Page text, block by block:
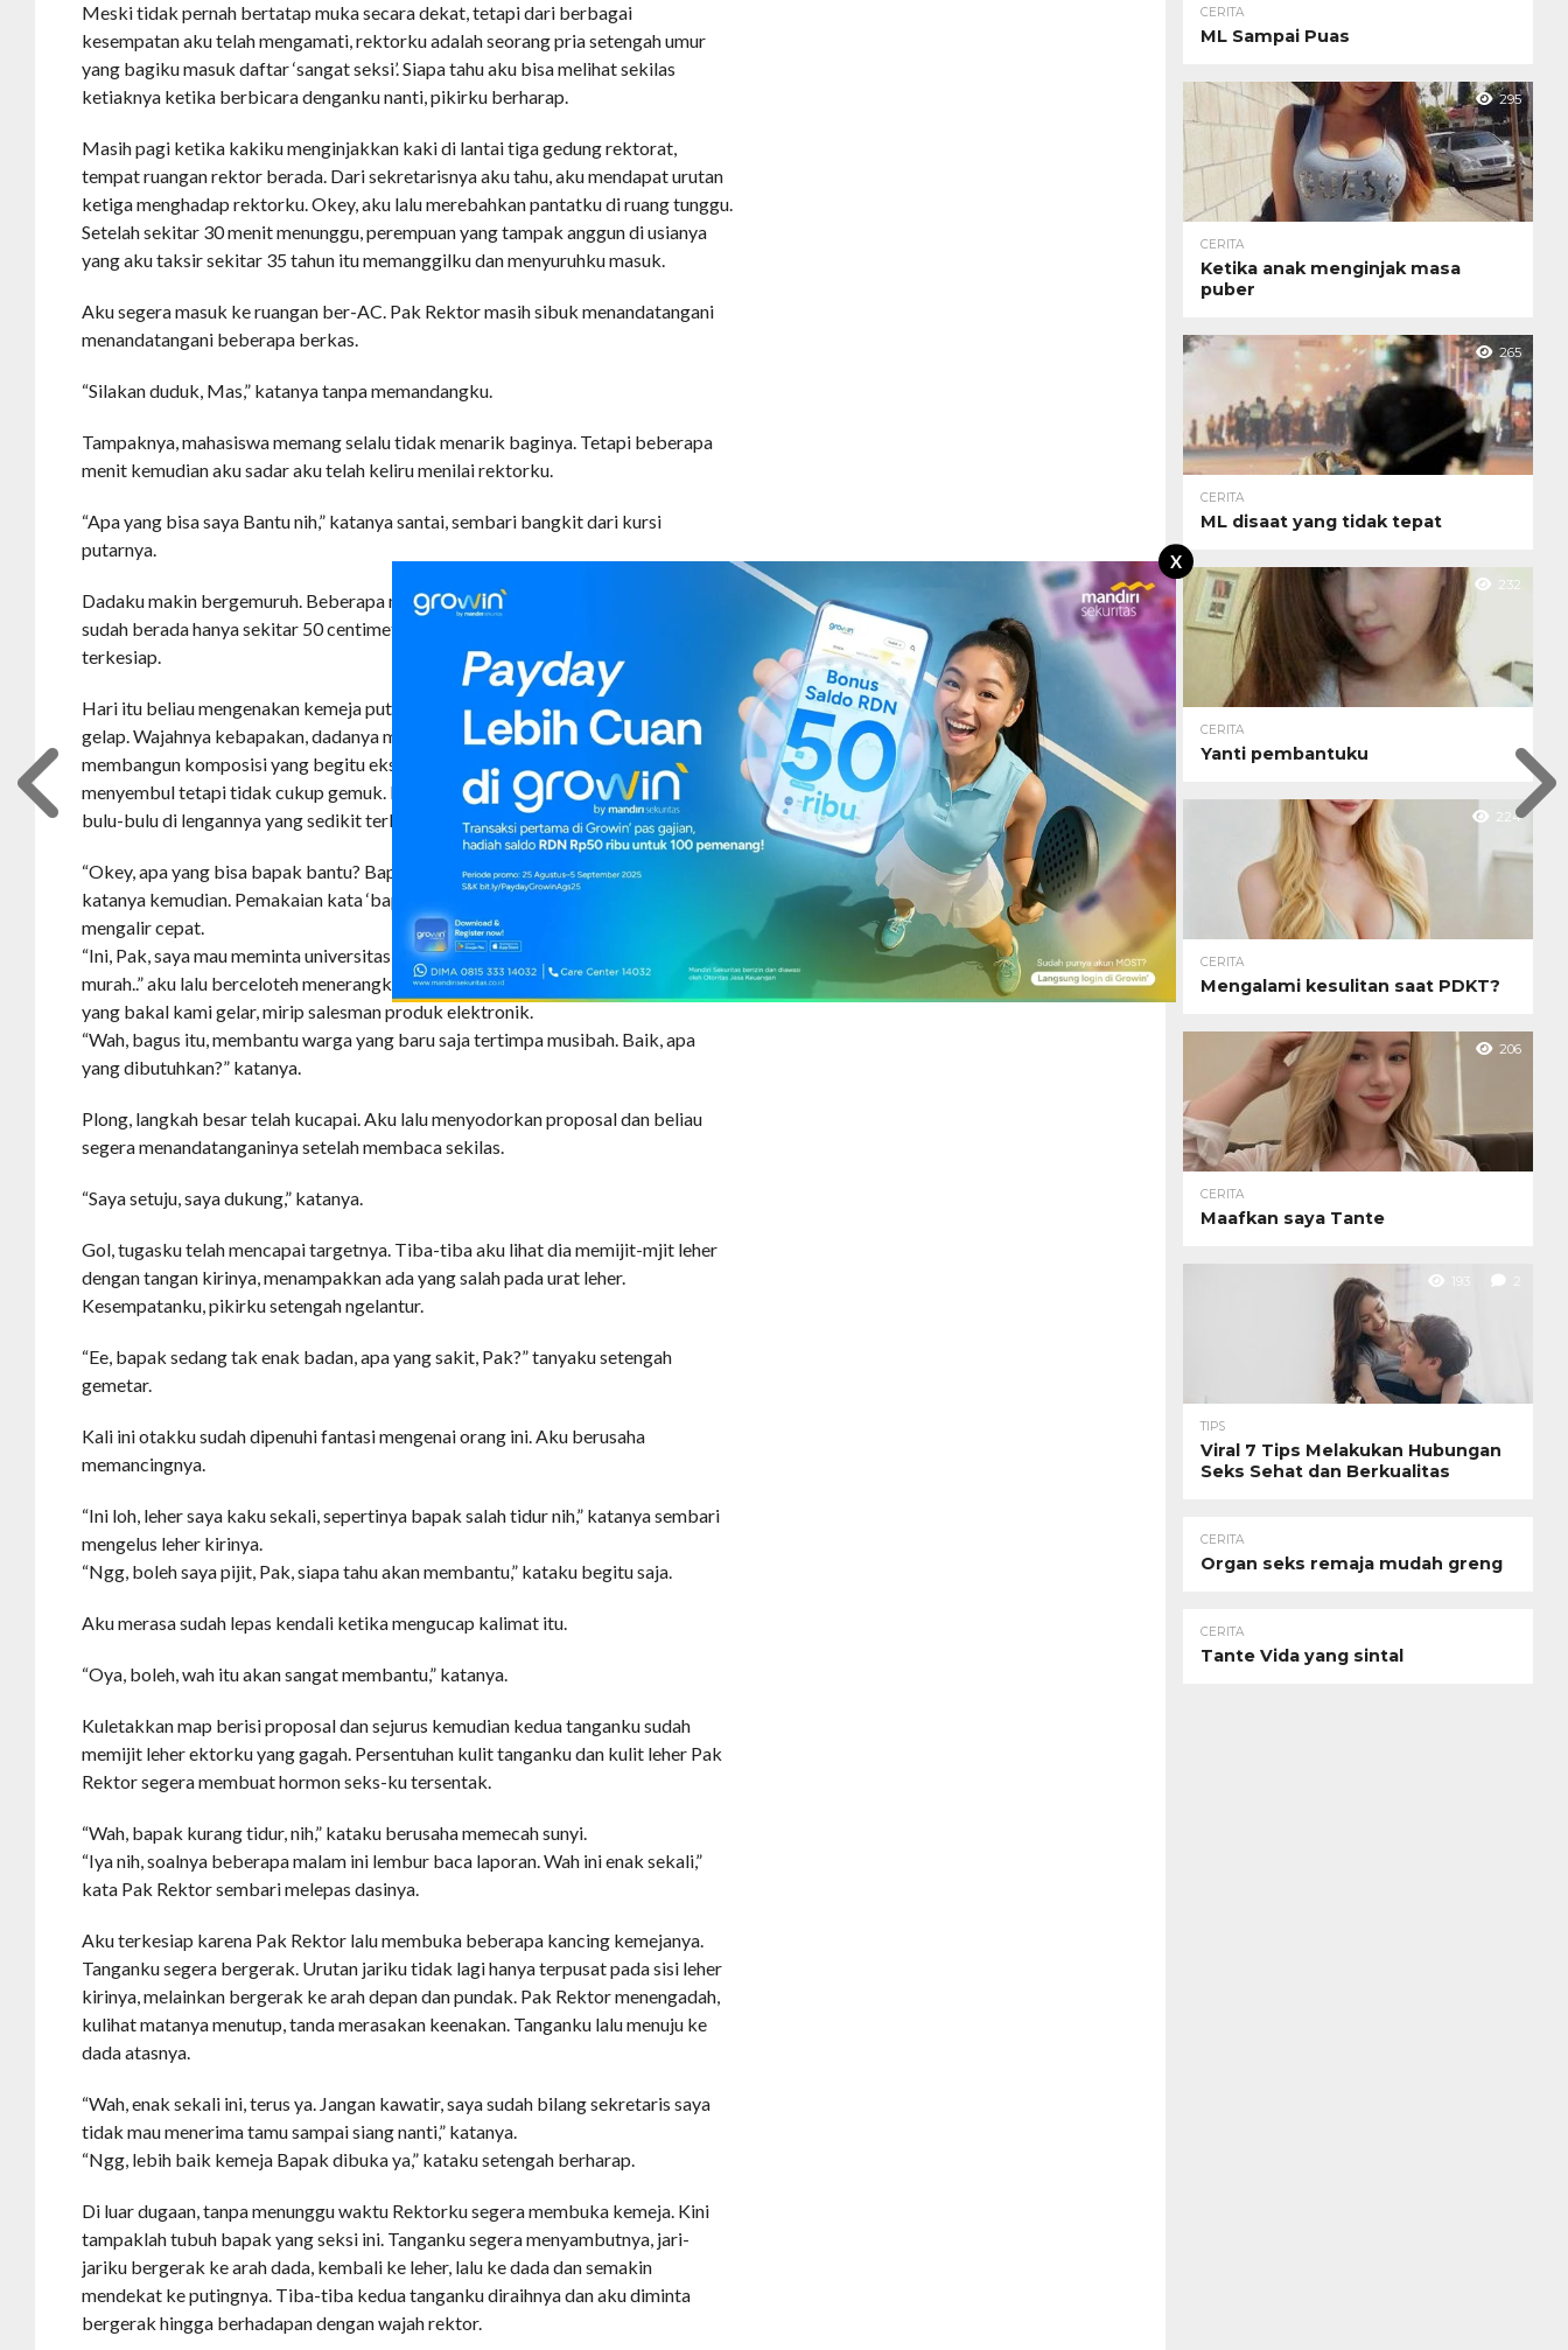
X
Meski tidak pernah bertatap muka secara dekat, tetapi dari berbagai
kesempatan aku telah mengamati, rektorku adalah seorang pria setengah umur
yang bagiku masuk daftar ‘sangat seksi’. Siapa tahu aku bisa melihat sekilas
ketiaknya ketika berbicara denganku nanti, pikirku berharap.
Masih pagi ketika kakiku menginjakkan kaki di lantai tiga gedung rektorat,
tempat ruangan rektor berada. Dari sekretarisnya aku tahu, aku mendapat urutan
ketiga menghadap rektorku. Okey, aku lalu merebahkan pantatku di ruang tunggu.
Setelah sekitar 30 menit menunggu, perempuan yang tampak anggun di usianya
yang aku taksir sekitar 35 tahun itu memanggilku dan menyuruhku masuk.
Aku segera masuk ke ruangan ber-AC. Pak Rektor masih sibuk menandatangani
menandatangani beberapa berkas.
“Silakan duduk, Mas,” katanya tanpa memandangku.
Tampaknya, mahasiswa memang selalu tidak menarik baginya. Tetapi beberapa
menit kemudian aku sadar aku telah keliru menilai rektorku.
“Apa yang bisa saya Bantu nih,” katanya santai, sembari bangkit dari kursi
putarnya.
Dadaku makin bergemuruh. Beberapa menit kemudian, sosok yang kukagumi itu
sudah berada hanya sekitar 50 centimeter di depanku. Sungguh membuatku
terkesiap.
Hari itu beliau mengenakan kemeja putih lengan panjang, berdasi dan bawahan
gelap. Wajahnya kebapakan, dadanya menyembul indah dibalik kemeja putihnya,
membangun komposisi yang begitu eksotik berpadu dengan perutnya yang meski
menyembul tetapi tidak cukup gemuk. Lengannya besar dan tampak kuat dengan
bulu-bulu di lengannya yang sedikit terbuka.
“Okey, apa yang bisa bapak bantu? Bapak sedang tidak begitu sehat nih?”
katanya kemudian. Pemakaian kata ‘bapak’ sungguh membuat andrenalinku
mengalir cepat.
“Ini, Pak, saya mau meminta universitas membantu kami menggelar acara pasar
murah..” aku lalu berceloteh menerangkan konsep acara dan rangkaian kegiatan
yang bakal kami gelar, mirip salesman produk elektronik.
“Wah, bagus itu, membantu warga yang baru saja tertimpa musibah. Baik, apa
yang dibutuhkan?” katanya.
Plong, langkah besar telah kucapai. Aku lalu menyodorkan proposal dan beliau
segera menandatanganinya setelah membaca sekilas.
“Saya setuju, saya dukung,” katanya.
Gol, tugasku telah mencapai targetnya. Tiba-tiba aku lihat dia memijit-mjit leher
dengan tangan kirinya, menampakkan ada yang salah pada urat leher.
Kesempatanku, pikirku setengah ngelantur.
“Ee, bapak sedang tak enak badan, apa yang sakit, Pak?” tanyaku setengah
gemetar.
Kali ini otakku sudah dipenuhi fantasi mengenai orang ini. Aku berusaha
memancingnya.
“Ini loh, leher saya kaku sekali, sepertinya bapak salah tidur nih,” katanya sembari
mengelus leher kirinya.
“Ngg, boleh saya pijit, Pak, siapa tahu akan membantu,” kataku begitu saja.
Aku merasa sudah lepas kendali ketika mengucap kalimat itu.
“Oya, boleh, wah itu akan sangat membantu,” katanya.
Kuletakkan map berisi proposal dan sejurus kemudian kedua tanganku sudah
memijit leher ektorku yang gagah. Persentuhan kulit tanganku dan kulit leher Pak
Rektor segera membuat hormon seks-ku tersentak.
“Wah, bapak kurang tidur, nih,” kataku berusaha memecah sunyi.
“Iya nih, soalnya beberapa malam ini lembur baca laporan. Wah ini enak sekali,”
kata Pak Rektor sembari melepas dasinya.
Aku terkesiap karena Pak Rektor lalu membuka beberapa kancing kemejanya.
Tanganku segera bergerak. Urutan jariku tidak lagi hanya terpusat pada sisi leher
kirinya, melainkan bergerak ke arah depan dan pundak. Pak Rektor menengadah,
kulihat matanya menutup, tanda merasakan keenakan. Tanganku lalu menuju ke
dada atasnya.
“Wah, enak sekali ini, terus ya. Jangan kawatir, saya sudah bilang sekretaris saya
tidak mau menerima tamu sampai siang nanti,” katanya.
“Ngg, lebih baik kemeja Bapak dibuka ya,” kataku setengah berharap.
Di luar dugaan, tanpa menunggu waktu Rektorku segera membuka kemeja. Kini
tampaklah tubuh bapak yang seksi ini. Tanganku segera menyambutnya, jari-
jariku bergerak ke arah dada, kembali ke leher, lalu ke dada dan semakin
mendekat ke putingnya. Tiba-tiba kedua tanganku diraihnya dan aku diminta
bergerak hingga berhadapan dengan wajah rektor.
CERITA
ML Sampai Puas
295
CERITA
Ketika anak menginjak masa
puber
265
CERITA
ML disaat yang tidak tepat
232
CERITA
Yanti pembantuku
224
CERITA
Mengalami kesulitan saat PDKT?
206
CERITA
Maafkan saya Tante
193 2
TIPS
Viral 7 Tips Melakukan Hubungan
Seks Sehat dan Berkualitas
CERITA
Organ seks remaja mudah greng
CERITA
Tante Vida yang sintal